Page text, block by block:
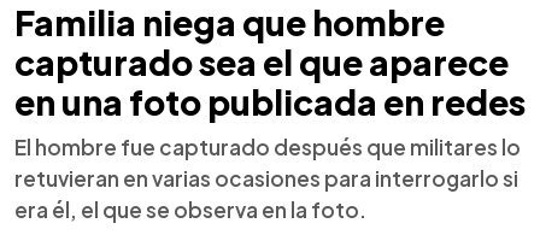
Familia niega que hombre
capturado sea el que aparece
en una foto publicada en redes
El hombre fue capturado después que militares lo
retuvieran en varias ocasiones para interrogarlo si
era él, el que se observa en la foto.